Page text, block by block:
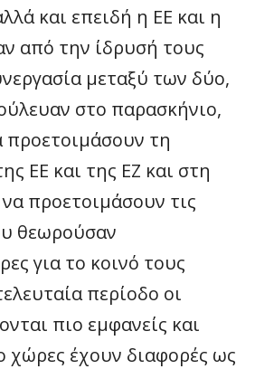
και επειδή η ΕΕ και η
από την ίδρυσή τους
μεταξύ των δύο,
στο παρασκήνιο,
προετοιμάσουν τη
ΕΕ και της ΕΖ και στη
προετοιμάσουν τις
θεωρούσαν
για το κοινό τους
περίοδο οι
πιο εμφανείς και
χώρες έχουν διαφορές ως